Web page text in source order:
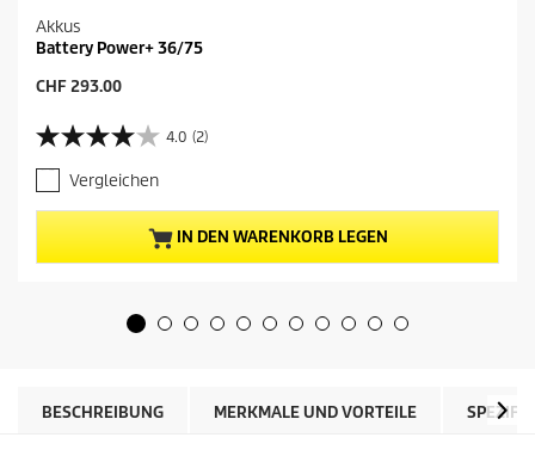
Akkus
Battery Power+ 36/75
A
t
u
e
l
l
e
e
CHF 293.00
4.0 (2)
4
.
0
v
n
e
Vergleichen
IN DEN WARENKORB LEGEN
BESCHREIBUNG MERKMALE UND VORTEILE